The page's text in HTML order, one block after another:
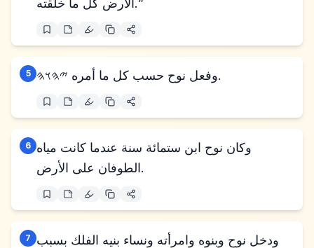
الأرض كل ما خلقته.”
5 وفعل نوح حسب كل ما أمره 𐤉𐤄𐤅𐤄.
6 وكان نوح ابن ستمائة سنة عندما كانت مياه
الطوفان على الأرض.
7
ودخل نوح وبنوه وامرأته ونساء بنيه الفلك بسبب